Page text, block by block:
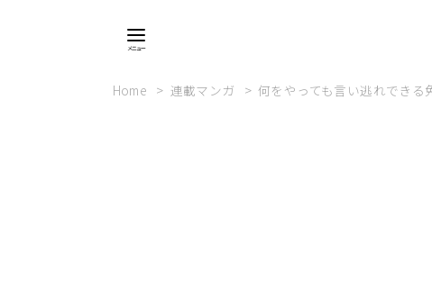
Home 連載マンガ 何をやっても言い逃れでき